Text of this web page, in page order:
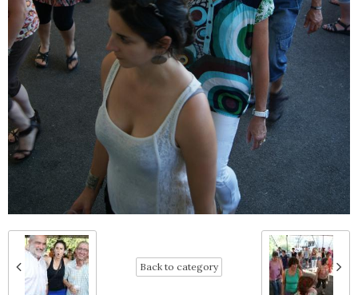
Back to category